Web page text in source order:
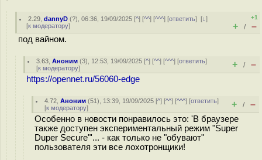
2.29 ,dannyD (?), 06:36, 19/09/2025 [^] [^^] [^^^] [ответить][↓]
[к модератору]
+1
+ / –
под вайном.
3.63 ,Аноним (3), 12:53, 19/09/2025 [^] [^^] [^^^] [ответить]
[к модератору] + / –
https://opennet.ru/56060-edge
4.72 ,Аноним (51), 13:39, 19/09/2025 [^] [^^] [^^^] [ответить]
[к модератору] + / –
Особенно в новости понравилось это: 'В браузере
также доступен экспериментальный режим "Super
Duper Secure"'... - как только не "обувают"
пользователя эти все лохотронщики!